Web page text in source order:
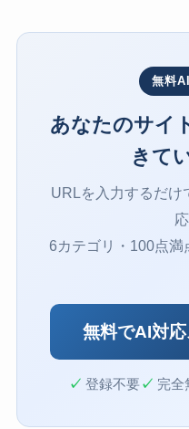
無料
あなたのサイ
きて
URLを入力するだけ
6カテゴリ・100点満
無料でAI対
✓ 登録不要✓ 完全